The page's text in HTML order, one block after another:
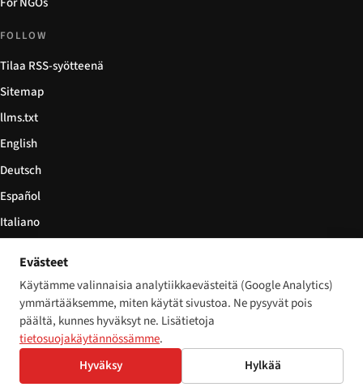
FOLLOW
Tilaa RSS-syötteenä
Sitemap
llms.txt
English
Deutsch
Español
Italiano
© 2026 Disability World. Kaikki oikeudet pidätetään. Cookie settings
DeutschEspañol PolskiFrançais
Evästeet
Käytämme valinnaisia analytiikkaevästeitä (Google Analytics)
ymmärtääksemme, miten käytät sivustoa. Ne pysyvät pois
päältä, kunnes hyväksyt ne. Lisätietoja
tietosuojakäytännössämme.
Hyväksy
Hylkää